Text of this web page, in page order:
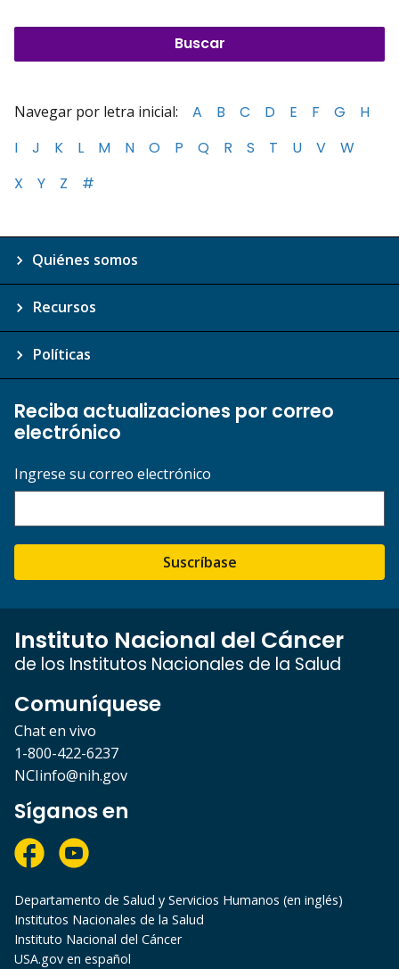
Navegar por letra inicial: A B C D E F G
H
I
J K L M N O P Q R S T U V
W
X
Y Z #
Quiénes somos
Recursos
Políticas
Reciba actualizaciones por correo
electrónico
Ingrese su correo electrónico
Suscríbase
Instituto Nacional del Cáncer
de los Institutos Nacionales de la Salud
Comuníquese
Chat en vivo
1-800-422-6237
NCIinfo@nih.gov
Síganos en
Departamento de Salud y Servicios Humanos (en inglés)
Institutos Nacionales de la Salud
Instituto Nacional del Cáncer
USA.gov en español